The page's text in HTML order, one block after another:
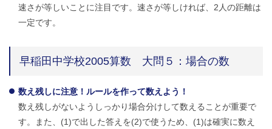
速さが等しいことに注目です。速さが等しければ、2人の距離は
一定です。
早稲田中学校2005算数 大問５：場合の数
数え残しに注意！ルールを作って数えよう！
数え残しがないようしっかり場合分けして数えることが重要で
す。また、(1)で出した答えを(2)で使うため、(1)は確実に数え